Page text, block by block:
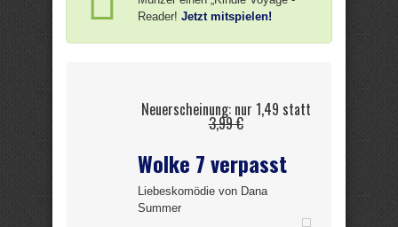
Reader! Jetzt mitspielen!
Neuerscheinung: nur 1,49 statt
3,99 €
Wolke 7 verpasst
Liebeskomödie von Dana
Summer